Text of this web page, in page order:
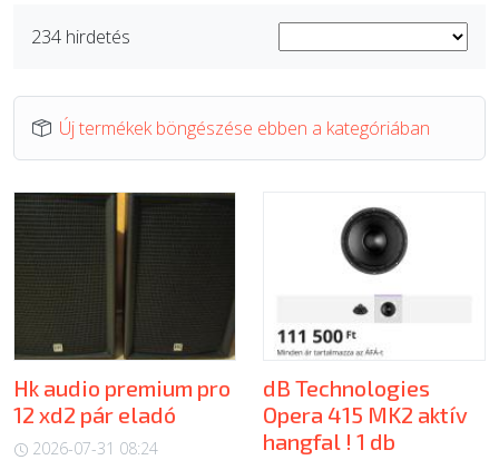
ÚJ TERMÉKEK
234 hirdetés
Új termékek böngészése ebben a kategóriában
Hk audio premium pro
12 xd2 pár eladó
2026-07-31 08:24
dB Technologies
Opera 415 MK2 aktív
hangfal ! 1 db